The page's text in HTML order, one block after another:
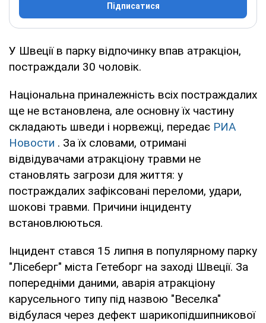
Підписатися
У Швеції в парку відпочинку впав атракціон,
постраждали 30 чоловік.
Національна приналежність всіх постраждалих
ще не встановлена, але основну їх частину
складають шведи і норвежці, передає РИА
Новости . За їх словами, отримані
відвідувачами атракціону травми не
становлять загрози для життя: у
постраждалих зафіксовані переломи, удари,
шокові травми. Причини інциденту
встановлюються.
Інцидент стався 15 липня в популярному парку
"Лісеберг" міста Гетеборг на заході Швеції. За
попередніми даними, аварія атракціону
карусельного типу під назвою "Веселка"
відбулася через дефект шарикопідшипникової